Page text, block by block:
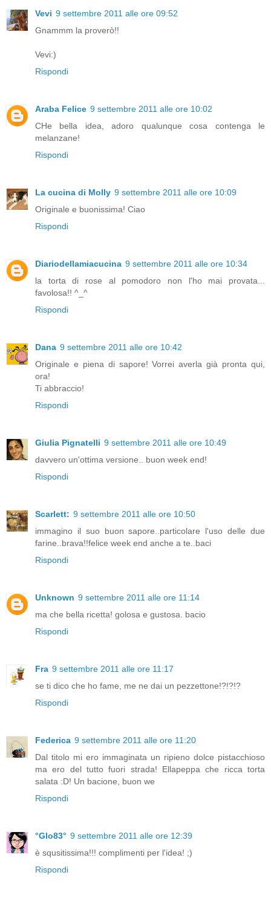
Vevi 9 settembre 2011 alle ore 09:52
Gnammm la proverò!!
Vevi:)
Rispondi
Araba Felice 9 settembre 2011 alle ore 10:02
CHe bella idea, adoro qualunque cosa contenga le
melanzane!
Rispondi
La cucina di Molly 9 settembre 2011 alle ore 10:09
Originale e buonissima! Ciao
Rispondi
Diariodellamiacucina 9 settembre 2011 alle ore 10:34
la torta di rose al pomodoro non l'ho mai provata...
favolosa!! ^_^
Rispondi
Dana 9 settembre 2011 alle ore 10:42
Originale e piena di sapore! Vorrei averla già pronta qui,
ora!
Ti abbraccio!
Rispondi
Giulia Pignatelli 9 settembre 2011 alle ore 10:49
davvero un'ottima versione.. buon week end!
Rispondi
Scarlett: 9 settembre 2011 alle ore 10:50
immagino il suo buon sapore..particolare l'uso delle due
farine..brava!!felice week end anche a te..baci
Rispondi
Unknown 9 settembre 2011 alle ore 11:14
ma che bella ricetta! golosa e gustosa. bacio
Rispondi
Fra 9 settembre 2011 alle ore 11:17
se ti dico che ho fame, me ne dai un pezzettone!?!?!?
Rispondi
Federica 9 settembre 2011 alle ore 11:20
Dal titolo mi ero immaginata un ripieno dolce pistacchioso
ma ero del tutto fuori strada! Ellapeppa che ricca torta
salata :D! Un bacione, buon we
Rispondi
°Glo83° 9 settembre 2011 alle ore 12:39
è squsitissima!!! complimenti per l'idea! ;)
Rispondi